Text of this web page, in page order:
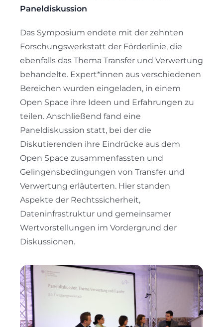
Paneldiskussion
Das Symposium endete mit der zehnten
Forschungswerkstatt der Förderlinie, die
ebenfalls das Thema Transfer und Verwertung
behandelte. Expert*innen aus verschiedenen
Bereichen wurden eingeladen, in einem
Open Space ihre Ideen und Erfahrungen zu
teilen. Anschließend fand eine
Paneldiskussion statt, bei der die
Diskutierenden ihre Eindrücke aus dem
Open Space zusammenfassten und
Gelingensbedingungen von Transfer und
Verwertung erläuterten. Hier standen
Aspekte der Rechtssicherheit,
Dateninfrastruktur und gemeinsamer
Wertvorstellungen im Vordergrund der
Diskussionen.